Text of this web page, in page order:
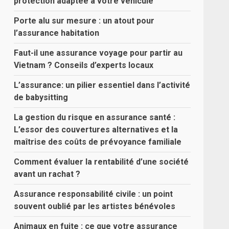
Porte alu sur mesure : un atout pour
l’assurance habitation
Faut-il une assurance voyage pour partir au
Vietnam ? Conseils d’experts locaux
L’assurance: un pilier essentiel dans l’activité
de babysitting
La gestion du risque en assurance santé :
L’essor des couvertures alternatives et la
maîtrise des coûts de prévoyance familiale
Comment évaluer la rentabilité d’une société
avant un rachat ?
Assurance responsabilité civile : un point
souvent oublié par les artistes bénévoles
Animaux en fuite : ce que votre assurance